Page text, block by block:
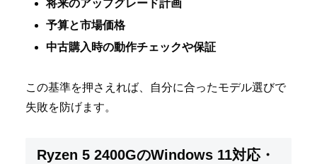
将来のアップグレード計画
予算と市場価格
中古購入時の動作チェックや保証
この基準を押さえれば、自分に合ったモデル選びで
失敗を防げます。
Ryzen 5 2400GのWindows 11対応・